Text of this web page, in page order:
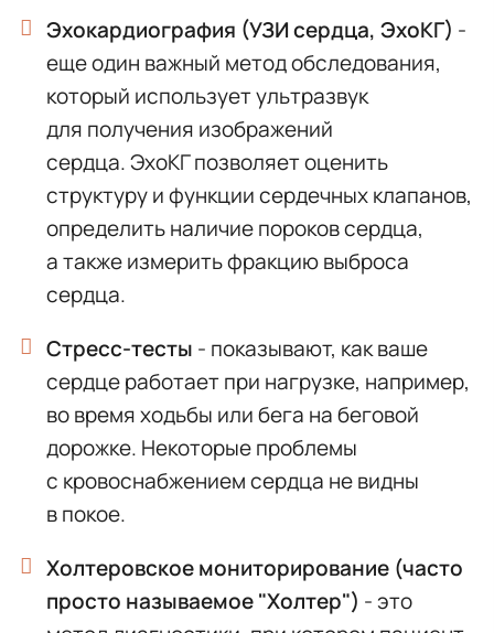
Эхокардиография (УЗИ сердца, ЭхоКГ) -
еще один важный метод обследования,
который использует ультразвук
для получения изображений
сердца. ЭхоКГ позволяет оценить
структуру и функции сердечных клапанов,
определить наличие пороков сердца,
а также измерить фракцию выброса
сердца.
Стресс-тесты - показывают, как ваше
сердце работает при нагрузке, например,
во время ходьбы или бега на беговой
дорожке. Некоторые проблемы
с кровоснабжением сердца не видны
в покое.
Холтеровское мониторирование (часто
просто называемое "Холтер") -это